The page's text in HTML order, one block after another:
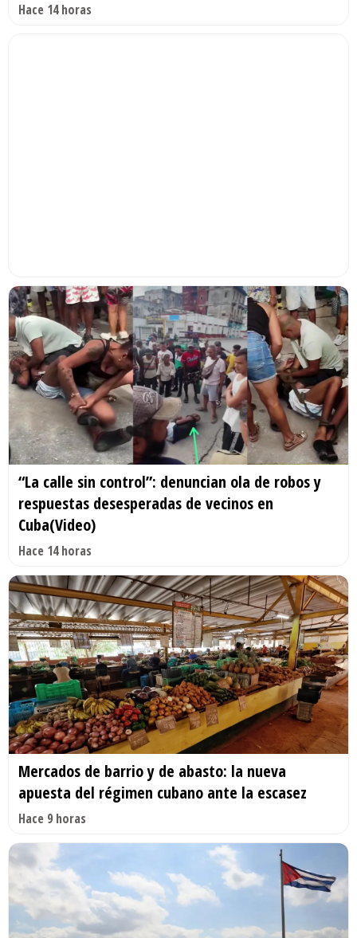
Hace 14 horas
“La calle sin control”: denuncian ola de robos y
respuestas desesperadas de vecinos en
Cuba(Video)
Hace 14 horas
Mercados de barrio y de abasto: la nueva
apuesta del régimen cubano ante la escasez
Hace 9 horas